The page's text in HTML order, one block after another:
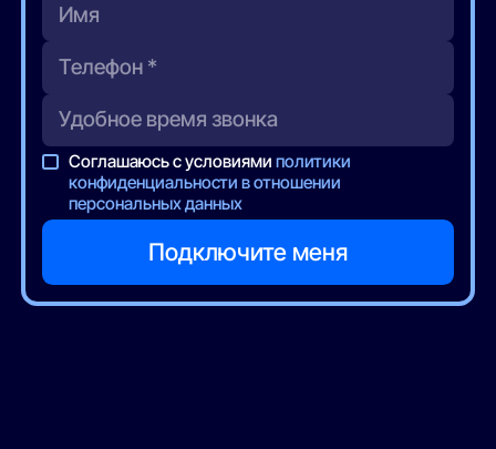
Соглашаюсь с условиямиполитики
конфиденциальности в отношении
персональных данных